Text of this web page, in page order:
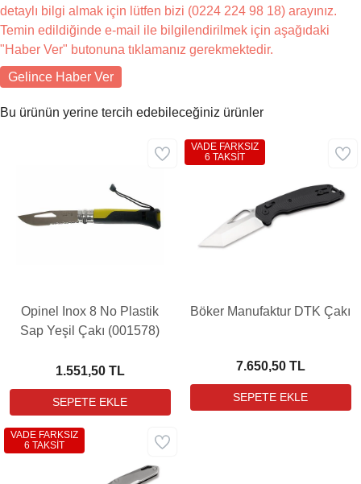
detaylı bilgi almak için lütfen bizi (0224 224 98 18) arayınız.
Temin edildiğinde e-mail ile bilgilendirilmek için aşağıdaki
"Haber Ver" butonuna tıklamanız gerekmektedir.
Gelince Haber Ver
Bu ürünün yerine tercih edebileceğiniz ürünler
Opinel Inox 8 No Plastik
Sap Yeşil Çakı (001578)
1.551,50 TL
Böker Manufaktur DTK Çakı
7.650,50 TL
VADE FARKSIZ
6 TAKSİT
VADE FARKSIZ
6 TAKSİT